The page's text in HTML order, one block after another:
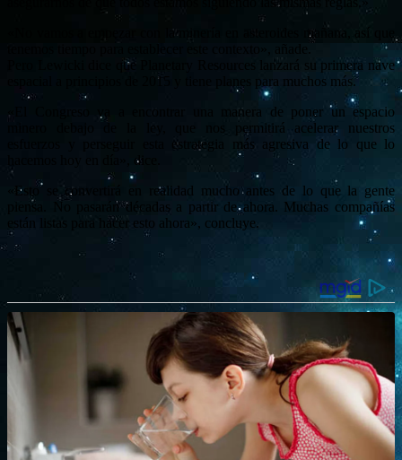
«No vamos a empezar con la minería en asteroides mañana, así que
Pero Lewicki dice que Planetary Resources lanzará su primera nave
espacial a principios de 2015 y tiene planes para muchos más.
«El Congreso va a encontrar una manera de poner un espacio
minero debajo de la ley, que nos permitirá acelerar nuestros
esfuerzos y perseguir esta estrategia más agresiva de lo que lo
hacemos hoy en día», dice.
«Esto se convertirá en realidad mucho antes de lo que la gente
piensa. No pasarán décadas a partir de ahora. Muchas compañías
están listas para hacer esto ahora», concluye.